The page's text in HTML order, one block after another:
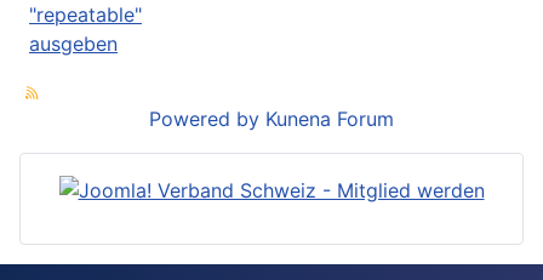
"repeatable"
ausgeben
Powered by Kunena Forum